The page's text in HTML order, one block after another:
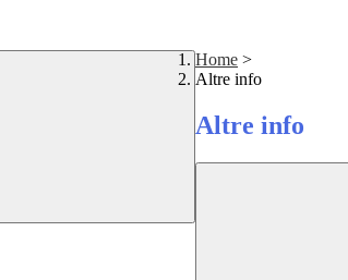
Home >
Altre info
Altre info